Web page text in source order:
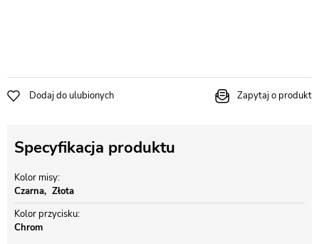
Dodaj do ulubionych Zapytaj o produkt
Specyfikacja produktu
Kolor misy
Czarna
Złota
Kolor przycisku
Chrom